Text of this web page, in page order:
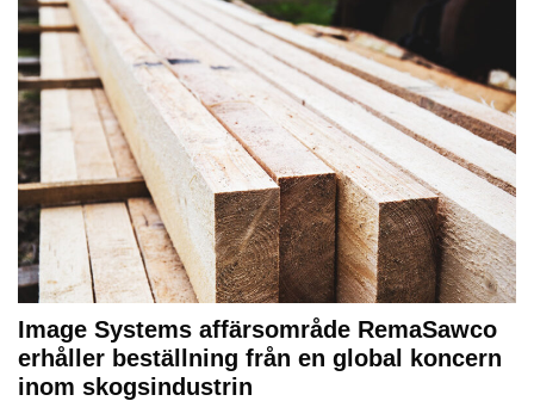
Image Systems affärsområde RemaSawco
erhåller beställning från en global koncern
inom skogsindustrin